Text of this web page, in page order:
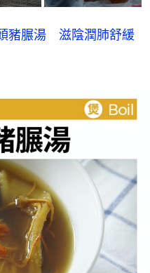
豬𦟌湯　滋陰潤肺舒緩